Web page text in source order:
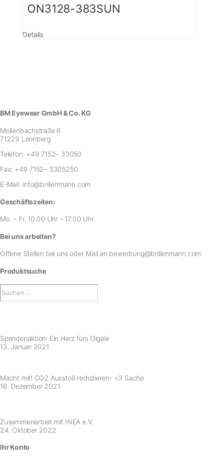
ON3128-383SUN
Details
BM Eyewear GmbH & Co. KG
Mollenbachstraße 6
71229 Leonberg
Telefon: +49 7152– 33050
Fax: +49 7152– 3305250
E-Mail: info@brillenmann.com
Geschäftszeiten:
Mo. – Fr. 10.00 Uhr – 17.00 Uhr
Bei uns arbeiten?
Offene Stellen bei unsoder Mail an bewerbung@brillenmann.com
Produktsuche
Spendenaktion: Ein Herz fürs Olgale
13. Januar 2021
Macht mit! CO2 Ausstoß reduzieren- <3 Sache
16. Dezember 2021
Zusammenarbeit mit INEA e.V.
24. Oktober 2022
Ihr Konto